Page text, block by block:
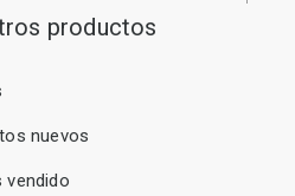
productos
nuevos
vendido